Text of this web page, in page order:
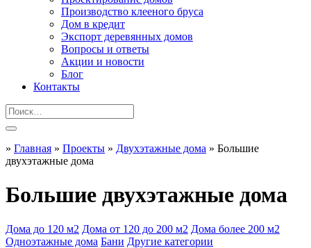
Производство клееного бруса
Дом в кредит
Экспорт деревянных домов
Вопросы и ответы
Акции и новости
Блог
Контакты
» Главная » Проекты » Двухэтажные дома » Большие
двухэтажные дома
Большие двухэтажные дома
Дома до 120 м2 Дома от 120 до 200 м2 Дома более 200 м2
Одноэтажные дома Бани Другие категории